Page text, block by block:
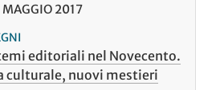
MAGGIO 2017
editoriali nel Novecento.
culturale, nuovi mestieri